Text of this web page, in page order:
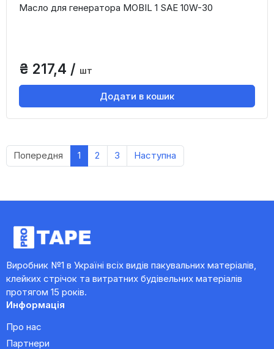
Масло для генератора MOBIL 1 SAE 10W-30
₴ 217,4 / шт
Додати в кошик
Попередня 1 2 3 Наступна
Виробник №1 в Україні всіх видів пакувальних матеріалів,
клейких стрічок та витратних будівельних матеріалів
протягом 15 років.
Информація
Про нас
Партнери